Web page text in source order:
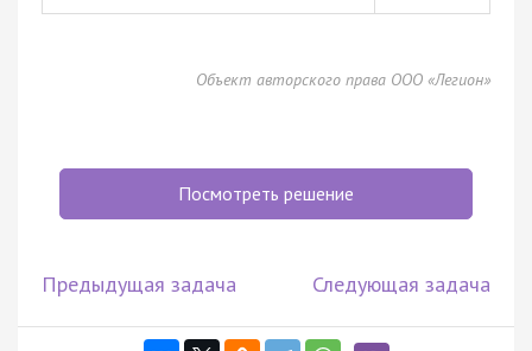
Объект авторского права ООО «Легион»
Посмотреть решение
Предыдущая задача Следующая задача